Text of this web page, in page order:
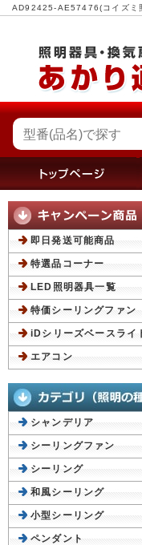
AD92425-AE57476(コイズミ
即日発送可能商品
特選品コーナー
LED照明器具一覧
特価シーリングファン
iDシリーズベースライ
エアコン
シャンデリア
シーリングファン
シーリング
和風シーリング
小型シーリング
ペンダント